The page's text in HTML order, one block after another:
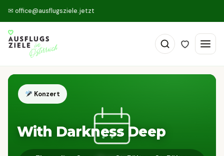
✉ office@ausflugsziele.jetzt
Konzert
With Darkness Deep